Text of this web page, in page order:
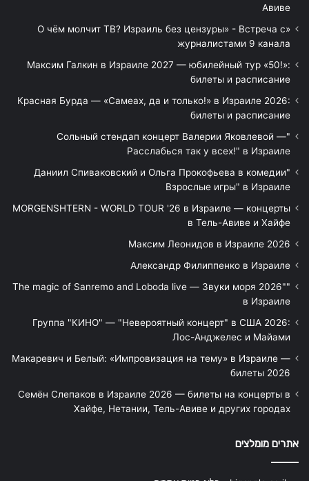
Авиве
«О чём молчит ТВ? Израиль без цензуры» - Встреча с
журналистами 9 канала
Максим Галкин в Израиле 2027 — юбилейный тур «50!»:
билеты и расписание
Красная Бурда — «Самеах, да и только!» в Израиле 2026:
билеты и расписание
"Сольный стендап концерт Валерии Яковлевой —
Расслабься так у всех!" в Израиле
"Даниил Спиваковский и Ольга Прокофьева в комедии
Взрослые игры" в Израиле
MORGENSHTERN - WORLD TOUR '26 в Израиле — концерты
в Тель-Авиве и Хайфе
Максим Леонидов в Израиле 2026
Александр Филиппенко в Израиле
"The magic of Sanremo and Loboda live — Звуки моря 2026"
в Израиле
Группа "КИНО" — "Невероятный концерт" в США 2026:
Лос-Анджелес и Майами
Макаревич и Белый: «Импровизация на тему» в Израиле —
билеты 2026
Семён Слепаков в Израиле 2026 — билеты на концерты в
Хайфе, Нетании, Тель-Авиве и других городах
אתרים מומלצים